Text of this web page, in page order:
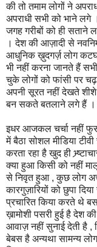
की तो तमाम लोगों ने
अपराधी सभी को भाने लगे
जगह गरीबों को ही
। देश की आज़ादी से
आधुनिक ख़ुदगर्ज़ लोग
भी नहीं करना जानते हैं
चुके लोगों को फांसी पर
अपनी सूरत नहीं देखते
बन सकते बतलाने लगे हैं ।
इधर आजकल चर्चा नहीं
में बैठा सोशल मीडिया
करता रहा है खुद ही
क्या हुआ किसी को नहीं
से निवृत हुआ , कुछ लोग
कारगुज़ारियों को छुपा
प्रचारित किया करते थे
ख़ामोशी पसरी हुई है देश
आवाज़ नहीं सुनाई देती है ,
बेबस है अन्यथा सामन्य लोग